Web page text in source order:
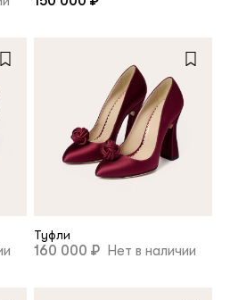
Туфли
160 000 ₽ Нет в наличии